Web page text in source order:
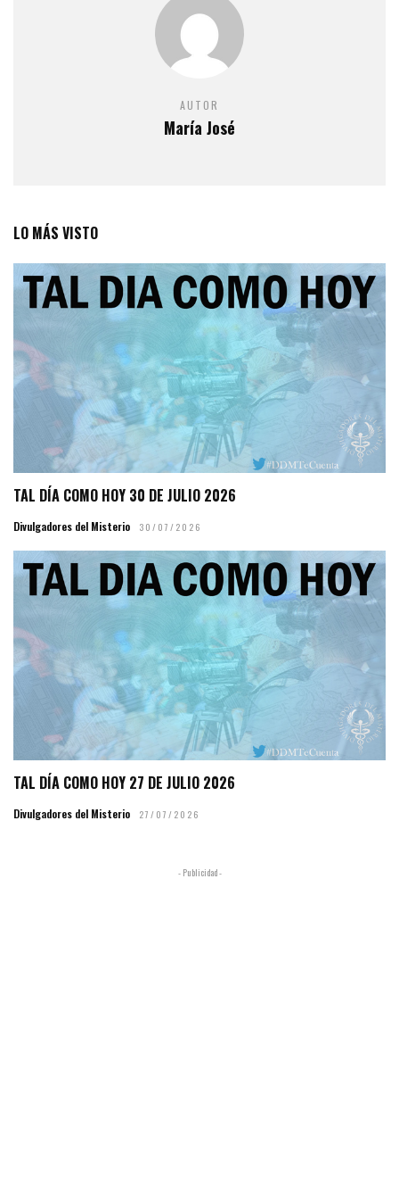
AUTOR
María José
LO MÁS VISTO
TAL DÍA COMO HOY 30 DE JULIO 2026
Divulgadores del Misterio 30/07/2026
TAL DÍA COMO HOY 27 DE JULIO 2026
Divulgadores del Misterio 27/07/2026
- Publicidad -